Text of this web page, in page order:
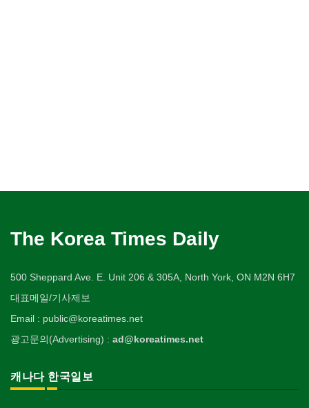
The Korea Times Daily
500 Sheppard Ave. E. Unit 206 & 305A, North York, ON M2N 6H7
대표메일/기사제보
Email : public@koreatimes.net
광고문의(Advertising) : ad@koreatimes.net
캐나다 한국일보